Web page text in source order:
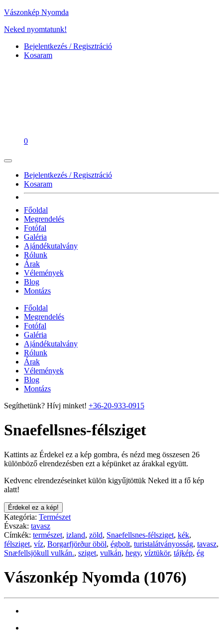
Vászonkép Nyomda
Neked nyomtatunk!
Bejelentkezés / Regisztráció
Kosaram
0
Bejelentkezés / Regisztráció
Kosaram
Főoldal
Megrendelés
Fotófal
Galéria
Ajándékutalvány
Rólunk
Árak
Vélemények
Blog
Montázs
Főoldal
Megrendelés
Fotófal
Galéria
Ajándékutalvány
Rólunk
Árak
Vélemények
Blog
Montázs
Segíthetünk? Hívj minket! +36-20-933-0915
Snaefellsnes-félsziget
Kattints az Érdekel ez a kép gombra, és nézd meg összesen 26
különböző elrendezésben ezt a képünket az árakkal együtt.
Kedvenc elrendezéseinket külön kigyűjtöttük Neked itt a fő kép
alatt!
Érdekel ez a kép!
Kategória: Természet
Évszak: tavasz
Címkék: természet, izland, zöld, Snaefellsnes-félsziget, kék,
félsziget, víz, Borgarfjörður öböl, égbolt, turistalátványosság, tavasz,
Snæfellsjökull vulkán., sziget, vulkán, hegy, víztükör, tájkép, ég
Vászonkép Nyomda (1076)